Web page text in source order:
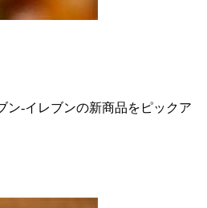
-イレブンの新商品をピックア